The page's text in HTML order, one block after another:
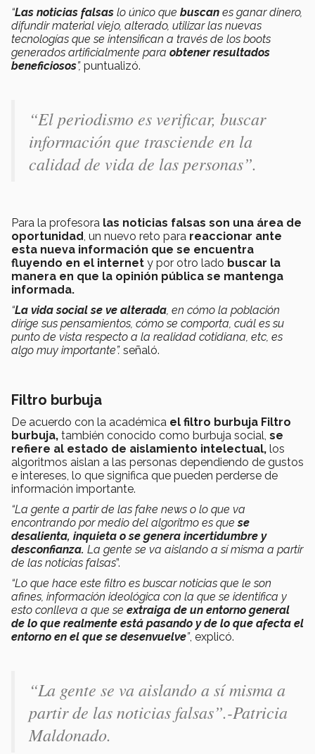
“Las noticias falsas lo único que buscan es ganar dinero,
difundir material viejo, alterado, utilizar las nuevas
tecnologías que se intensifican a través de los boots
generados artificialmente para obtener resultados
beneficiosos”, puntualizó.
“El periodismo es verificar, buscar
información que trasciende en la
calidad de vida de las personas”.
Para la profesora las noticias falsas son una área de
oportunidad, un nuevo reto para reaccionar ante
esta nueva información que se encuentra
fluyendo en el internet y por otro lado buscar la
manera en que la opinión pública se mantenga
informada.
“La vida social se ve alterada, en cómo la población
dirige sus pensamientos, cómo se comporta, cuál es su
punto de vista respecto a la realidad cotidiana, etc, es
algo muy importante”. señaló.
Filtro burbuja
De acuerdo con la académica el filtro burbuja Filtro
burbuja, también conocido como burbuja social, se
refiere al estado de aislamiento intelectual, los
algoritmos aislan a las personas dependiendo de gustos
e intereses, lo que significa que pueden perderse de
información importante.
“La gente a partir de las fake news o lo que va
encontrando por medio del algoritmo es quese
desalienta, inquieta o se genera incertidumbre y
desconfianza. La gente se va aislando a sí misma a partir
de las noticias falsas”.
“Lo que hace este filtro es buscar noticias que le son
afines, información ideológica con la que se identifica y
esto conlleva a que se extraiga de un entorno general
de lo que realmente está pasando y de lo que afecta el
entorno en el que se desenvuelve”, explicó.
“La gente se va aislando a sí misma a
partir de las noticias falsas”.-Patricia
Maldonado.